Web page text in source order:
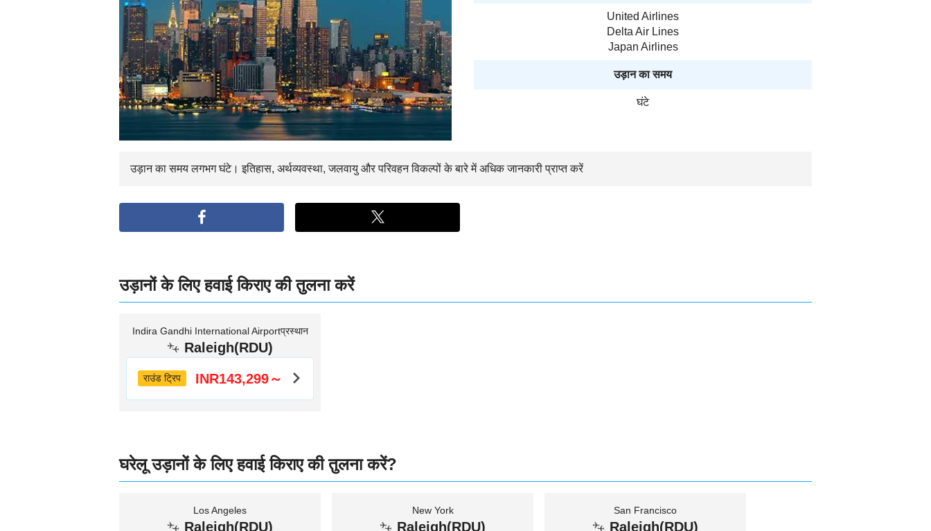
United Airlines
Delta Air Lines
Japan Airlines
उड़ान का समय
घंटे
उड़ान का समयलगभगघंटे। इतिहास, अर्थव्यवस्था, जलवायु और परिवहन विकल्पों के बारे में अधिक जानकारी प्राप्त करें
उड़ानों के लिए हवाई किराए की तुलना करें
Indira Gandhi International Airportप्रस्थान
Raleigh(RDU)
राउंड ट्रिप INR143,299～
घरेलू उड़ानों के लिए हवाई किराए की तुलना करें?
Los Angeles
Raleigh(RDU)
New York
Raleigh(RDU)
San Francisco
Raleigh(RDU)